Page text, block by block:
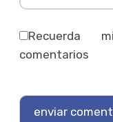
Recuerda
comentarios